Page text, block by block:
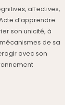
affectives,
d’apprendre.
son unicité, à
de sa
avec son